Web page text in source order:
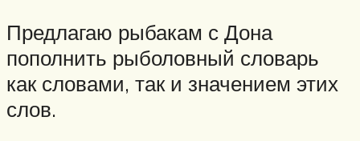
Предлагаю рыбакам с Дона
пополнить рыболовный словарь
как словами, так и значением этих
слов.